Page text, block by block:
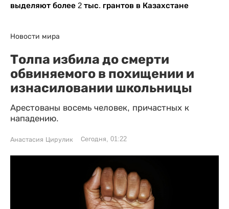
выделяют более 2 тыс. грантов в Казахстане
Новости мира
Толпа избила до смерти
обвиняемого в похищении и
изнасиловании школьницы
Арестованы восемь человек, причастных к
нападению.
Анастасия Цирулик Сегодня, 01:22